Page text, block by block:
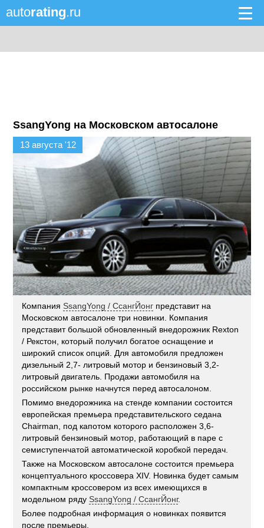
autorating.ru
SsangYong на Московском автосалоне
13 августа '12
Компания SsangYong / СсангЙонг представит на
Московском автосалоне три новинки. Компания
представит большой обновленный внедорожник Rexton
/ Рекстон, который получил богатое оснащение и
широкий список опций. Для автомобиля предложен
дизельный 2,7- литровый мотор и бензиновый 3,2-
литровый двигатель. Продажи автомобиля на
российском рынке начнутся перед автосалоном.
Помимо внедорожника на стенде компании состоится
европейская премьера представительского седана
Chairman, под капотом которого расположен 3,6-
литровый бензиновый мотор, работающий в паре с
семиступенчатой автоматической коробкой передач.
Также на Московском автосалоне состоится премьера
концептуального кроссовера XIV. Новинка будет самым
компактным кроссовером из всех имеющихся в
модельном ряду SsangYong / СсангЙонг.
Более подробная информация о новинках появится
после премьеры.